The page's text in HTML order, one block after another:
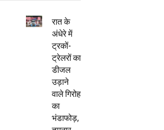
रात के
अंधेरे में
ट्रकों-
ट्रेलरों का
डीजल
उड़ाने
वाले गिरोह
का
भंडाफोड़,